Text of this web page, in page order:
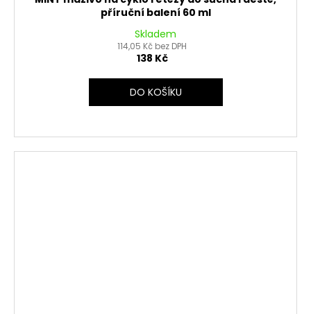
příruční balení 60 ml
Skladem
114,05 Kč bez DPH
138 Kč
DO KOŠÍKU